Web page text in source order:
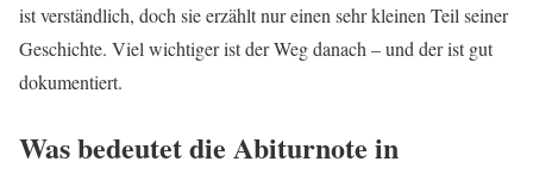
ist verständlich, doch sie erzählt nur einen sehr kleinen Teil seiner
Geschichte. Viel wichtiger ist der Weg danach – und der ist gut
dokumentiert.
Was bedeutet die Abiturnote in